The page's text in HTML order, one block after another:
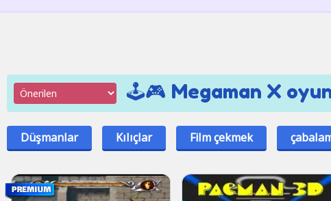
🕹️🎮 Megaman X
Düşmanlar Kılıçlar Film çekmek